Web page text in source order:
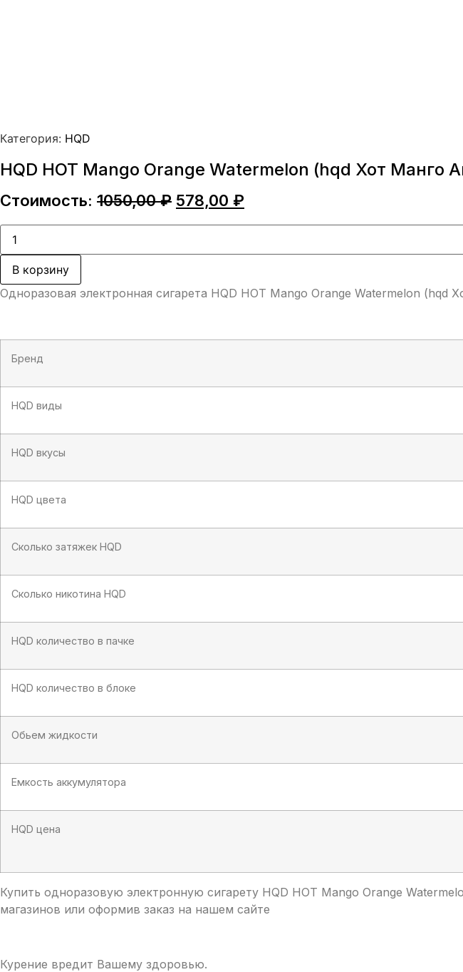
Категория: HQD
HQD HOT Mango Orange Watermelon (hqd Хот Манго
Стоимость: 1050,00₽ Первоначальная
составляла
578,00 ₽
578,00 ₽.
Количество
товара
HQD
HOT
Mango
Orange
Watermelon
Апельсин
Арбуз)
В корзину
Одноразовая электронная сигарета HQD HOT Mango Orange Watermelon (hqd
Бренд
HQD виды
HQD вкусы
HQD цвета
Сколько затяжек HQD
Сколько никотина HQD
HQD количество в пачке
HQD количество в блоке
Обьем жидкости
Емкость аккумулятора
HQD цена
Купить одноразовую электронную сигарету HQD HOT Mango Orange
магазинов или оформив заказ на нашем сайте
Курение вредит Вашему здоровью.